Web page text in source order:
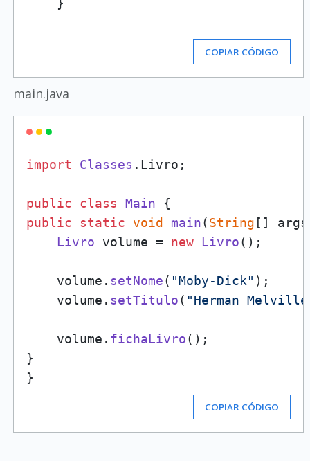
    }
COPIAR CÓDIGO
main.java
import Classes . Livro ;
public class Main
public
static void main(String [] args
Livro volume = new Livro();
    volume.
setNome( "Moby-Dick" );
    volume.
setTitulo( "Herman
    volume.
fichaLivro();
}
COPIAR CÓDIGO